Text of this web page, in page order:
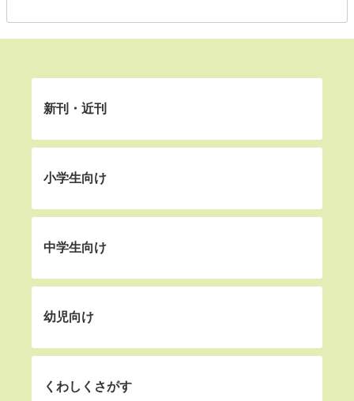
新刊・近刊
小学生向け
中学生向け
幼児向け
くわしくさがす